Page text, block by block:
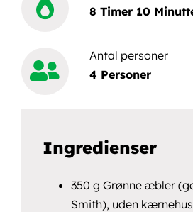
8 Timer 10
Antal personer
4 Personer
Ingredienser
350 g Grønne æbler
Smith), uden